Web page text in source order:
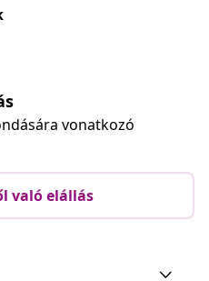
vonatkozó
való elállás